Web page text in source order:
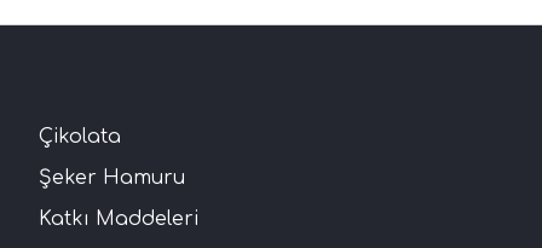
Çikolata
Şeker Hamuru
Katkı Maddeleri